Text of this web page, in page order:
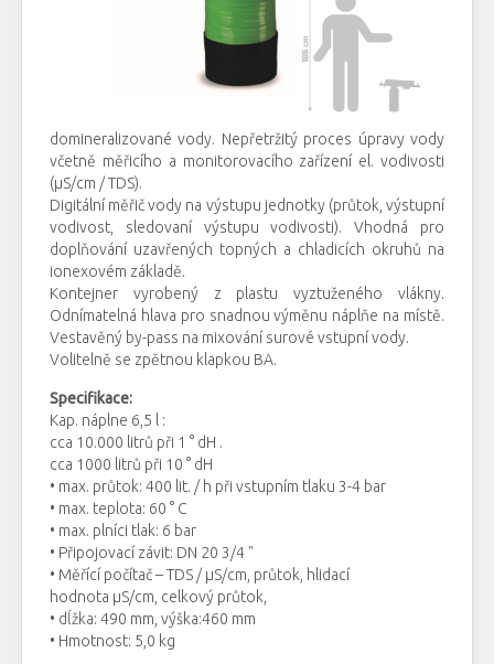
domineralizované vody. Nepřetržitý proces úpravy vody
včetně měřicího a monitorovacího zařízení el. vodivosti
(μS/cm / TDS).
Digitální měřič vody na výstupu jednotky (průtok, výstupní
vodivost, sledovaní výstupu vodivosti). Vhodná pro
doplňování uzavřených topných a chladicích okruhů na
ionexovém základě.
Kontejner vyrobený z plastu vyztuženého vlákny.
Odnímatelná hlava pro snadnou výměnu náplňe na místě.
Vestavěný by-pass na mixování surové vstupní vody.
Volitelně se zpětnou klapkou BA.
Specifikace:
Kap. náplne 6,5 l :
cca 10.000 litrů při 1 ° dH .
cca 1000 litrů při 10 ° dH
• max. průtok: 400 lit. / h při vstupním tlaku 3-4 bar
• max. teplota: 60 ° C
• max. plníci tlak: 6 bar
• Připojovací závit: DN 20 3/4 "
• Měřící počítač – TDS / μS/cm, průtok, hlidací
hodnota μS/cm, celkový průtok,
• dĺžka: 490 mm, výška:460 mm
• Hmotnost: 5,0 kg